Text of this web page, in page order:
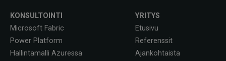
KONSULTOINTI
Microsoft Fabric
Power Platform
Hallintamalli Azuressa
YRITYS
Etusivu
Referenssit
Ajankohtaista